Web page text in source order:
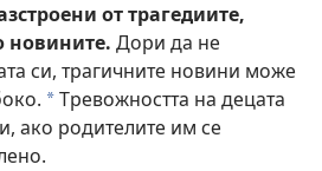
от трагедиите,
новините. Дори да не
си, трагичните новини може
aТревожността на децата
ако родителите им се